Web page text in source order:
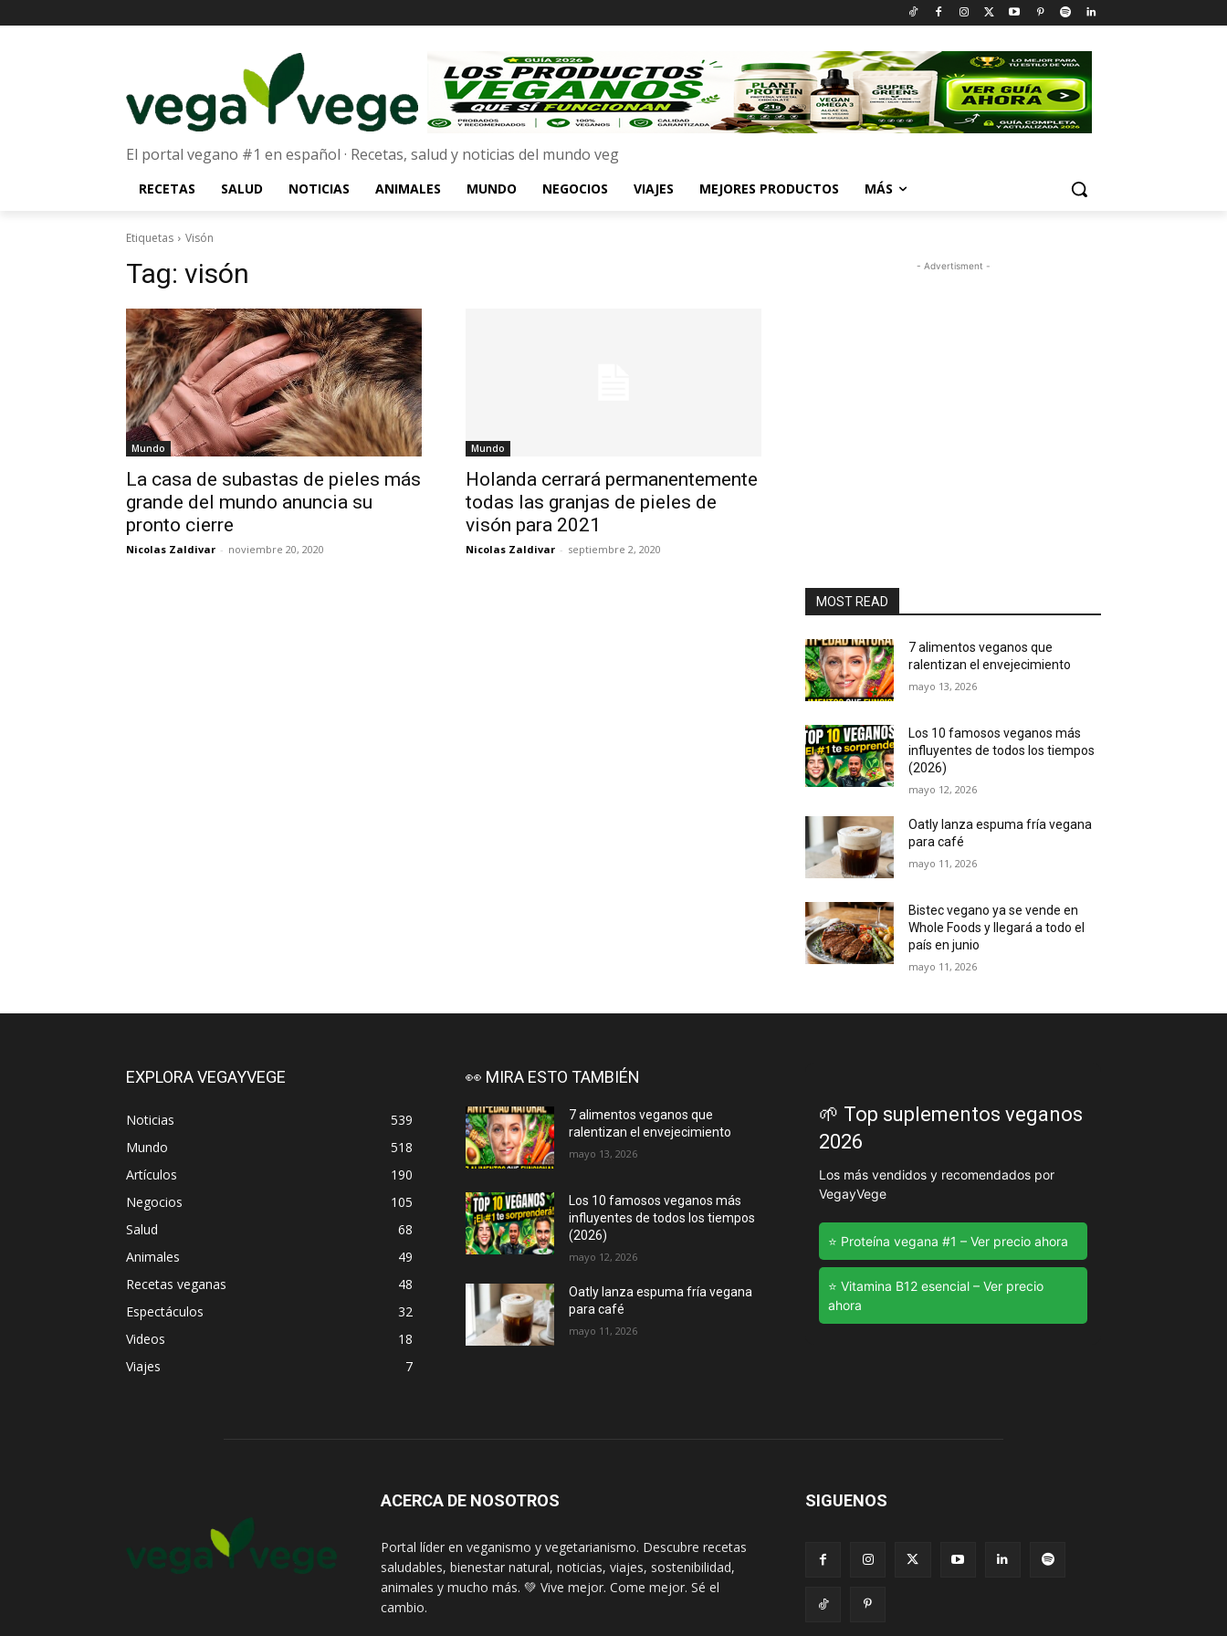
El portal vegano #1 en español · Recetas, salud y noticias del mundo veg
RECETAS SALUD NOTICIAS ANIMALES MUNDO NEGOCIOS VIAJES MEJORES PRODUCTOS MÁS
Etiquetas Visón
Tag: visón
Mundo
La casa de subastas de pieles más
grande del mundo anuncia su
pronto cierre
Nicolas Zaldivar - noviembre 20, 2020
Mundo
Holanda cerrará permanentemente
todas las granjas de pieles de
visón para 2021
Nicolas Zaldivar - septiembre 2, 2020
- Advertisment -
MOST READ
7 alimentos veganos que
ralentizan el envejecimiento
mayo 13, 2026
Los 10 famosos veganos más
influyentes de todos los tiempos
(2026)
mayo 12, 2026
Oatly lanza espuma fría vegana
para café
mayo 11, 2026
Bistec vegano ya se vende en
Whole Foods y llegará a todo el
país en junio
mayo 11, 2026
EXPLORA VEGAYVEGE
Noticias
539
Mundo
518
Artículos
190
Negocios
105
Salud
68
Animales
49
Recetas veganas
48
Espectáculos
32
Videos
18
Viajes
7
👀 MIRA ESTO TAMBIÉN
7 alimentos veganos que
ralentizan el envejecimiento
mayo 13, 2026
Los 10 famosos veganos más
influyentes de todos los tiempos
(2026)
mayo 12, 2026
Oatly lanza espuma fría vegana
para café
mayo 11, 2026
🌱 Top suplementos veganos
2026
Los más vendidos y recomendados por
VegayVege
⭐ Proteína vegana #1 – Ver precio ahora
⭐ Vitamina B12 esencial – Ver precio
ahora
ACERCA DE NOSOTROS
Portal líder en veganismo y vegetarianismo. Descubre recetas
saludables, bienestar natural, noticias, viajes, sostenibilidad,
animales y mucho más. 💚 Vive mejor. Come mejor. Sé el
cambio.
SIGUENOS